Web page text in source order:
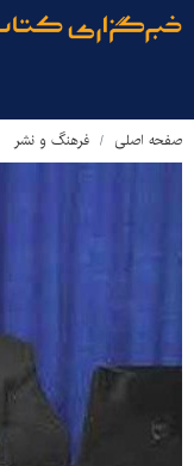
صفحه اصلی فرهنگ و نشر